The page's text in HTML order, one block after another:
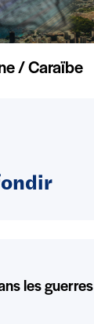
/ Caraïbe
les guerres